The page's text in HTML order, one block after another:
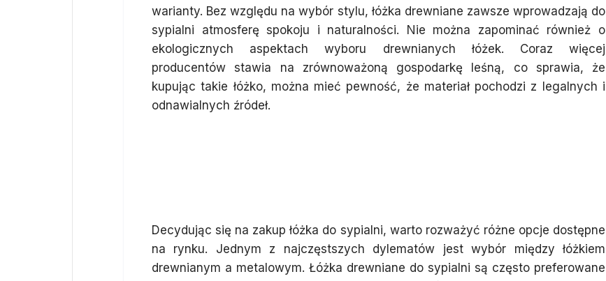
warianty. Bez względu na wybór stylu, łóżka drewniane zawsze wprowadzają do
sypialni atmosferę spokoju i naturalności. Nie można zapominać również o
ekologicznych aspektach wyboru drewnianych łóżek. Coraz więcej
producentów stawia na zrównoważoną gospodarkę leśną, co sprawia, że
kupując takie łóżko, można mieć pewność, że materiał pochodzi z legalnych i
odnawialnych źródeł.
Decydując się na zakup łóżka do sypialni, warto rozważyć różne opcje dostępne
na rynku. Jednym z najczęstszych dylematów jest wybór między łóżkiem
drewnianym a metalowym. Łóżka drewniane do sypialni są często preferowane